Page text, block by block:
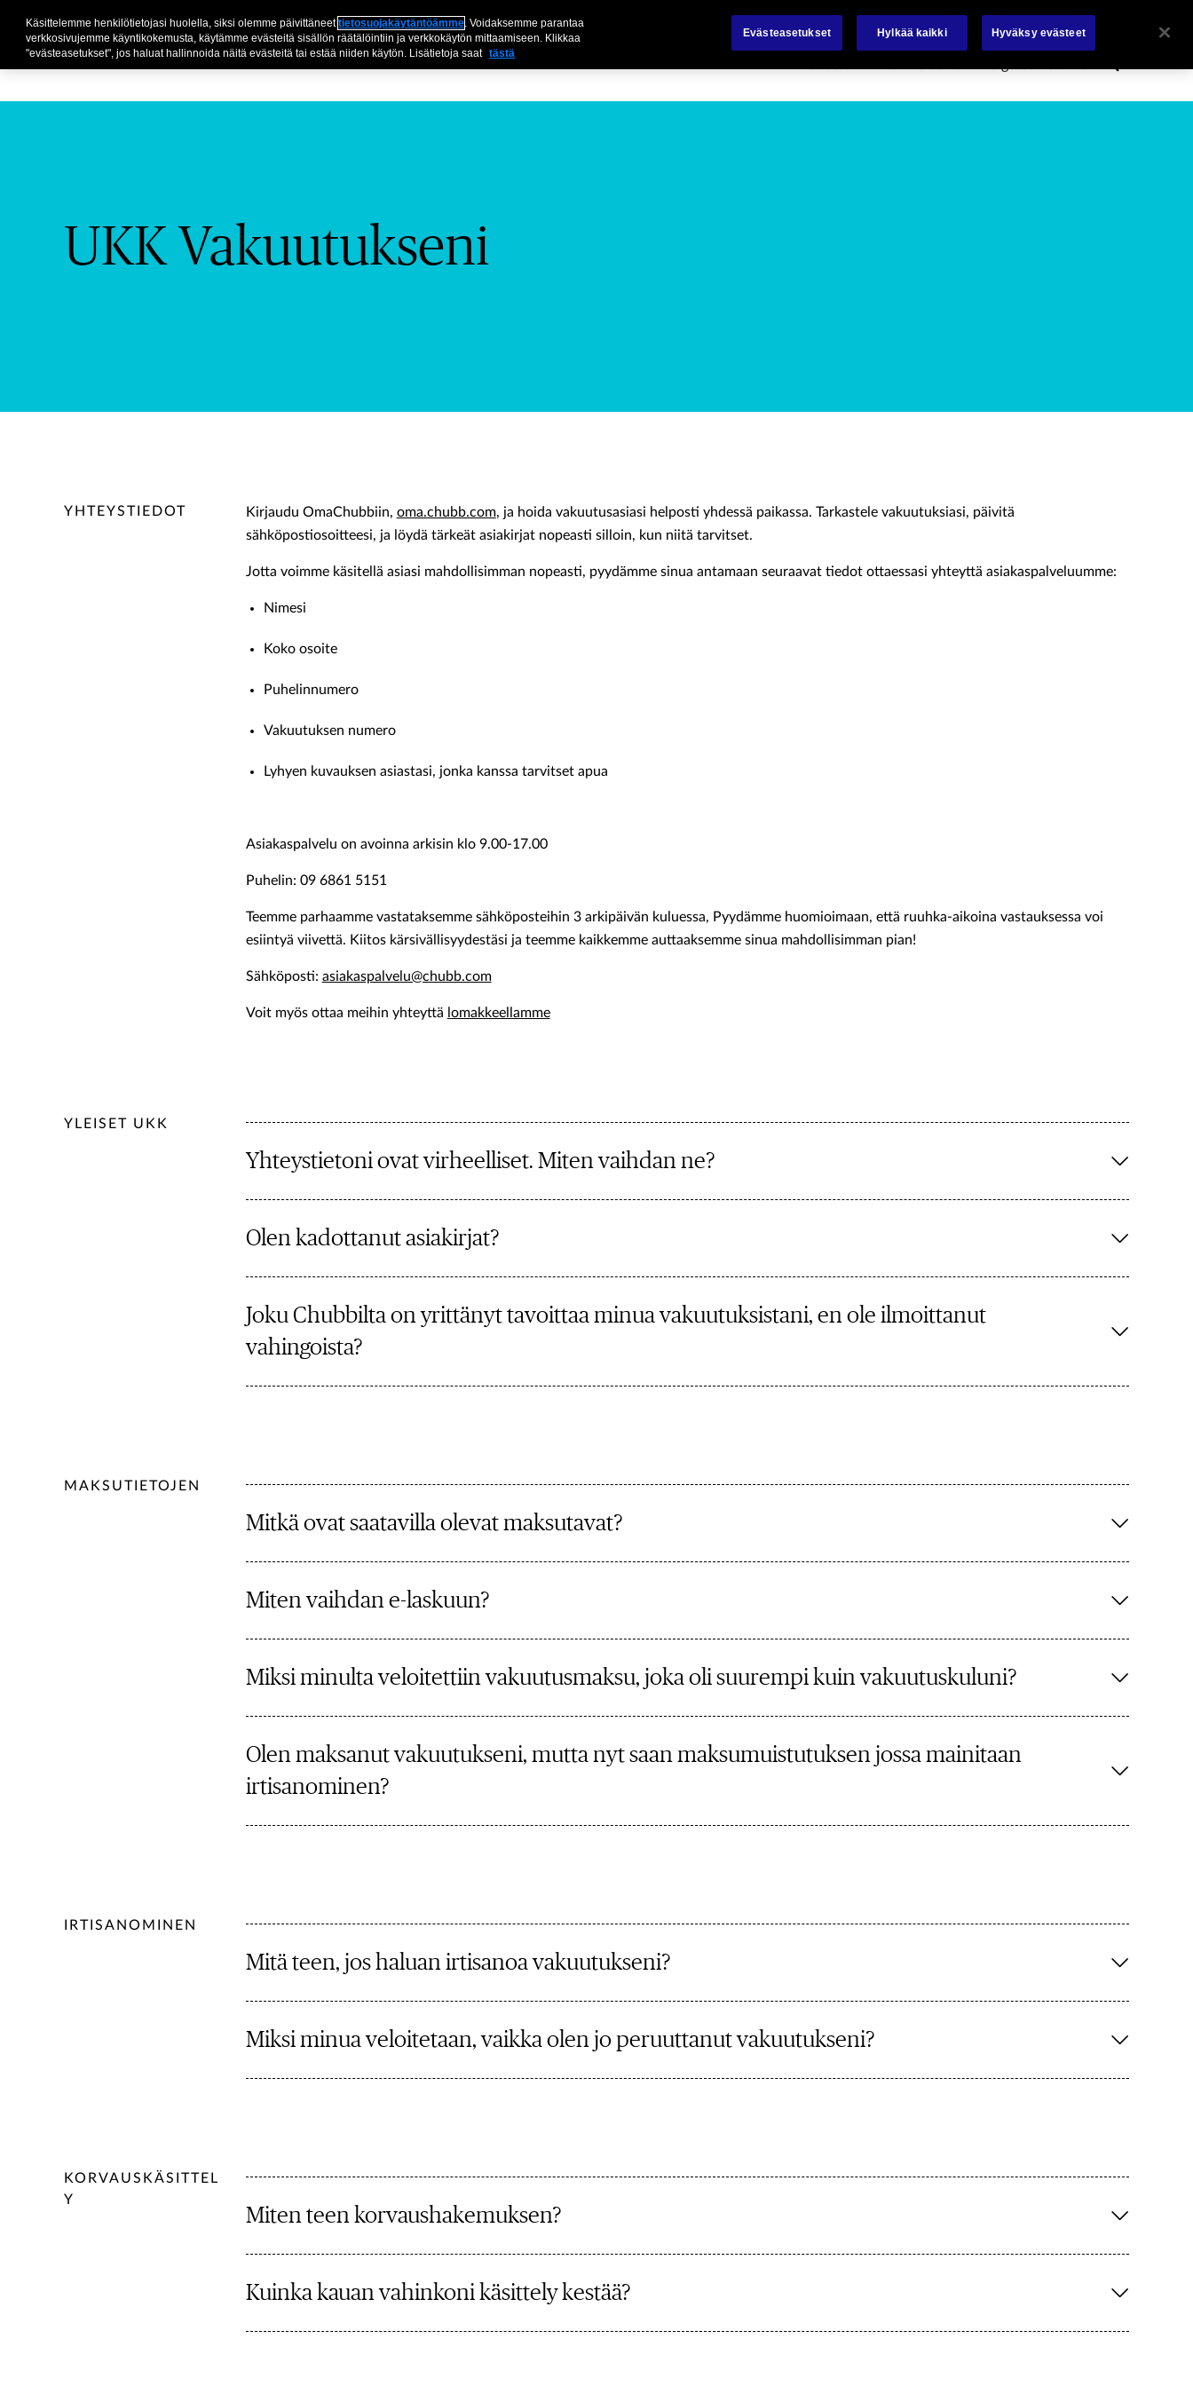
About Us Careers Investors News Contact Us
UKK Vakuutukseni
YHTEYSTIEDOT Kirjaudu OmaChubbiin, oma.chubb.com, ja hoida vakuutusasiasi helposti yhdessä paikassa. Tarkastele vakuutuksiasi, päivitä
sähköpostiosoitteesi, ja löydä tärkeät asiakirjat nopeasti silloin, kun niitä tarvitset.
Jotta voimme käsitellä asiasi mahdollisimman nopeasti, pyydämme sinua antamaan seuraavat tiedot ottaessasi yhteyttä asiakaspalveluumme:
Nimesi
Koko osoite
Puhelinnumero
Vakuutuksen numero
Lyhyen kuvauksen asiastasi, jonka kanssa tarvitset apua
Asiakaspalvelu on avoinna arkisin klo 9.00-17.00
Puhelin: 09 6861 5151
Teemme parhaamme vastataksemme sähköposteihin 3 arkipäivän kuluessa, Pyydämme huomioimaan, että ruuhka-aikoina vastauksessa voi
esiintyä viivettä. Kiitos kärsivällisyydestäsi ja teemme kaikkemme auttaaksemme sinua mahdollisimman pian!
Sähköposti: asiakaspalvelu@chubb.com
Voit myös ottaa meihin yhteyttä lomakkeellamme
YLEISET UKK
Yhteystietoni ovat virheelliset. Miten vaihdan ne?
Olen kadottanut asiakirjat?
Joku Chubbilta on yrittänyt tavoittaa minua vakuutuksistani, en ole ilmoittanut
vahingoista?
MAKSUTIETOJEN
Mitkä ovat saatavilla olevat maksutavat?
Miten vaihdan e-laskuun?
Miksi minulta veloitettiin vakuutusmaksu, joka oli suurempi kuin vakuutuskuluni?
Olen maksanut vakuutukseni, mutta nyt saan maksumuistutuksen jossa mainitaan
irtisanominen?
IRTISANOMINEN
Mitä teen, jos haluan irtisanoa vakuutukseni?
Miksi minua veloitetaan, vaikka olen jo peruuttanut vakuutukseni?
KORVAUSKÄSITTEL
Y
Miten teen korvaushakemuksen?
Kuinka kauan vahinkoni käsittely kestää?
Käsittelemme henkilötietojasi huolella, siksi olemme päivittäneettietosuojakäytäntöämme. Voidaksemme parantaa
verkkosivujemme käyntikokemusta, käytämme evästeitä sisällön räätälöintiin ja verkkokäytön mittaamiseen. Klikkaa
"evästeasetukset", jos haluat hallinnoida näitä evästeitä tai estää niiden käytön. Lisätietoja saat tästä
Evästeasetukset Hylkää kaikki Hyväksy evästeet